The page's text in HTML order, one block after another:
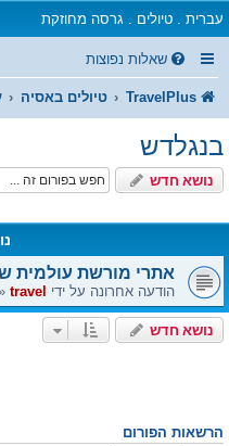
עברית . טיולים . גרסה מחוזקת
שאלות נפוצות
TravelPlus טיולים באסיה
בנגלדש
נושא חדש
אתרי מורשת עולמית
הודעה אחרונה על ידי travel
נושא חדש
הרשאות הפורום